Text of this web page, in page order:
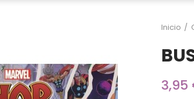
Inicio
3,95